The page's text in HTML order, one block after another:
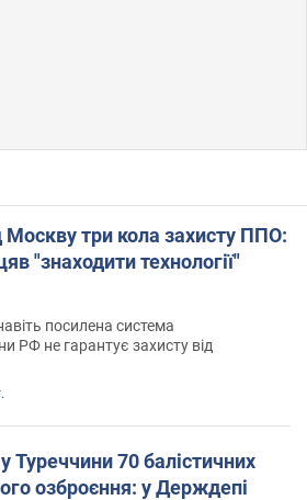
Москву три кола захисту ППО:
"знаходити технології"
посилена система
РФ не гарантує захисту від
Туреччини 70 балістичних
озброєння: у Держдепі